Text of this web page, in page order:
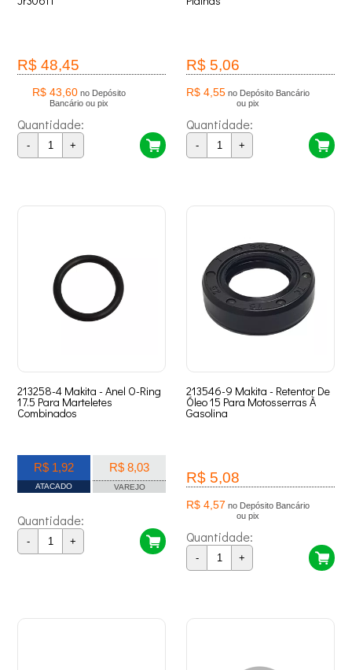
R$ 48,45
R$ 43,60 no Depósito
Bancário ou pix
Quantidade:
- +
R$ 5,06
R$ 4,55 no Depósito Bancário
ou pix
Quantidade:
- +
213258-4 Makita - Anel O-Ring
17.5 Para Marteletes
Combinados
R$ 1,92
ATACADO
R$ 8,03
VAREJO
Quantidade:
- +
213546-9 Makita - Retentor De
Óleo 15 Para Motosserras À
Gasolina
R$ 5,08
R$ 4,57 no Depósito Bancário
ou pix
Quantidade:
- +